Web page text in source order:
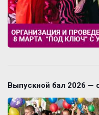
Выпускной бал 2026 —